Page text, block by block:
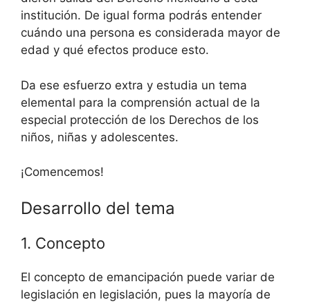
institución. De igual forma podrás entender
cuándo una persona es considerada mayor de
edad y qué efectos produce esto.
Da ese esfuerzo extra y estudia un tema
elemental para la comprensión actual de la
especial protección de los Derechos de los
niños, niñas y adolescentes.
¡Comencemos!
Desarrollo del tema
1. Concepto
El concepto de emancipación puede variar de
legislación en legislación, pues la mayoría de